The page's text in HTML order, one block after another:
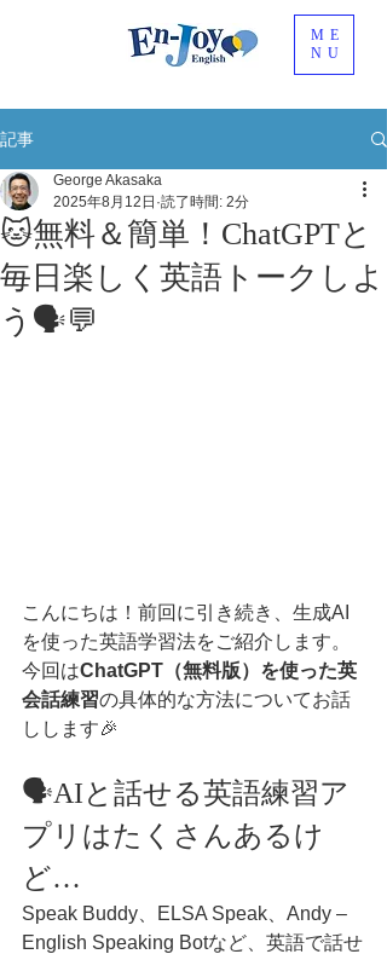
ME
NU
記事
🐱無料＆簡単！ChatGPTと
毎日楽しく英語トークしよ
う🗣️💬
George Akasaka
2025年8月12日 読了時間: 2分
こんにちは！前回に引き続き、生成AI
を使った英語学習法をご紹介します。
今回はChatGPT（無料版）を使った英
会話練習の具体的な方法についてお話
しします🎉
🗣️AIと話せる英語練習ア
プリはたくさんあるけ
ど…
Speak Buddy、ELSA Speak、Andy –
English Speaking Botなど、英語で話せ